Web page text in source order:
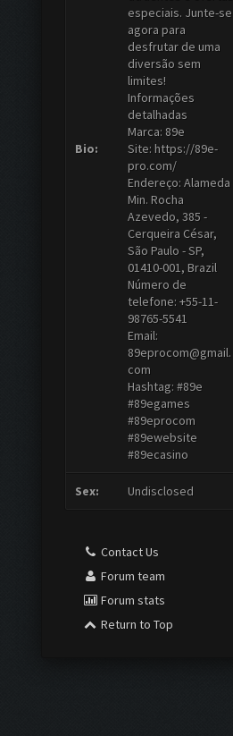
Bio:
especiais. Junte-se
agora para
desfrutar de uma
diversão sem
limites!
Informações
detalhadas
Marca: 89e
Site: https://89e-
pro.com/
Endereço: Alameda
Min. Rocha
Azevedo, 385 -
Cerqueira César,
São Paulo - SP,
01410-001, Brazil
Número de
telefone: +55-11-
98765-5541
Email:
89eprocom@gmail.
com
Hashtag: #89e
#89egames
#89eprocom
#89ewebsite
#89ecasino
Sex: Undisclosed
Contact Us
Forum team
Forum stats
Return to Top